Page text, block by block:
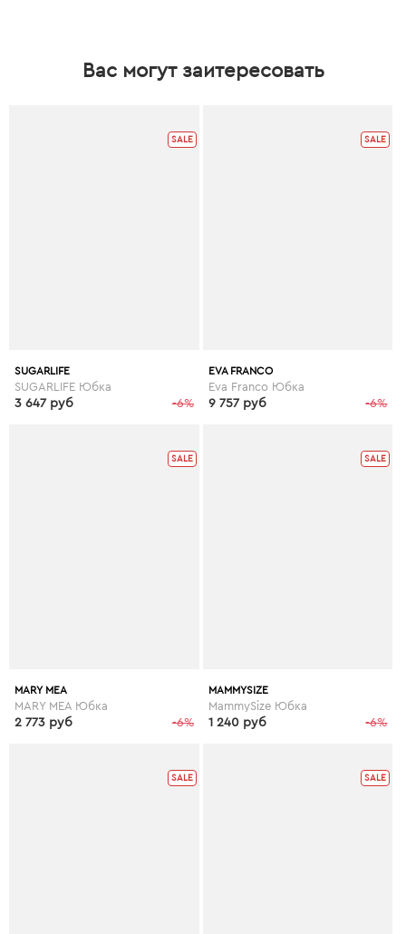
Вас могут заитересовать
SALE
SUGARLIFE
SUGARLIFE Юбка
-6%
3 647 руб
SALE
EVA FRANCO
Eva Franco Юбка
-6%
9 757 руб
SALE
MARY MEA
MARY MEA Юбка
-6%
2 773 руб
SALE
MAMMYSIZE
MammySize Юбка
-6%
1 240 руб
SALE SALE